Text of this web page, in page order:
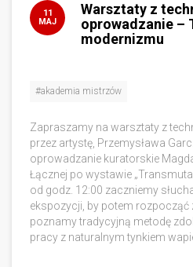
Warsztaty z
oprowadzanie –
modernizmu
11
MAJ
#akademia mistrzów
Zapraszamy na warsztaty z
przez artystę, Przemysława
oprowadzanie kuratorskie
Łącznej po wystawie
od godz. 12:00 zaczniemy
ekspozycji, by potem
poznamy tradycyjną metodę
pracy z naturalnym tynkiem